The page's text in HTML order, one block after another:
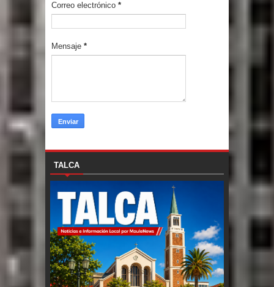
Correo electrónico *
Mensaje *
TALCA